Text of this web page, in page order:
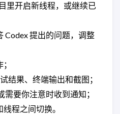
里开启新线程，或继续已
Codex 提出的问题，调整
结果、终端输出和截图；
需要你注意时收到通知；
程之间切换。